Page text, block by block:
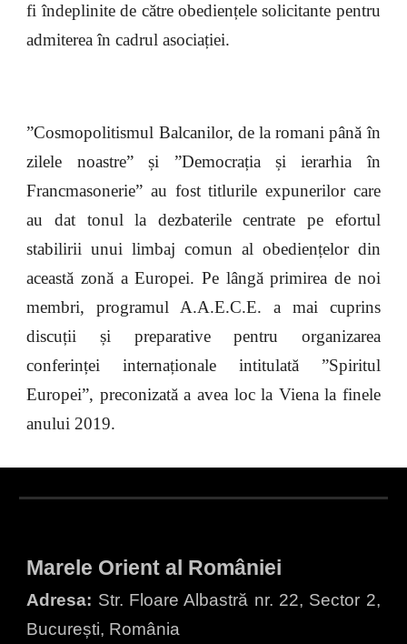
fi îndeplinite de către obediențele solicitante pentru
admiterea în cadrul asociației.
”Cosmopolitismul Balcanilor, de la romani până în
zilele noastre” și ”Democrația și ierarhia în
Francmasonerie” au fost titlurile expunerilor care
au dat tonul la dezbaterile centrate pe efortul
stabilirii unui limbaj comun al obediențelor din
această zonă a Europei. Pe lângă primirea de noi
membri, programul A.A.E.C.E. a mai cuprins
discuții și preparative pentru organizarea
conferinței internaționale intitulată ”Spiritul
Europei”, preconizată a avea loc la Viena la finele
anului 2019.
Marele Orient al României
Adresa: Str. Floare Albastră nr. 22, Sector 2,
București, România